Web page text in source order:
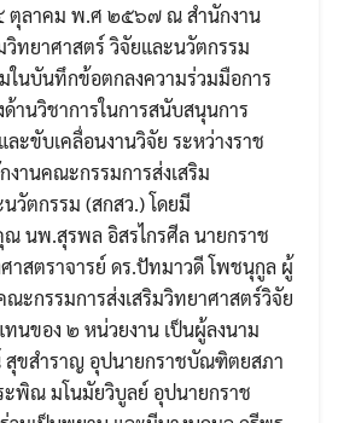
ตุลาคม พ.ศ ๒๕๖๗ ณ สำนักงาน
วิทยาศาสตร์ วิจัยและนวัตกรรม
ในบันทึกข้อตกลงความร่วมมือการ
านวิชาการในการสนับสนุนการ
ะขับเคลื่อนงานวิจัย ระหว่างราช
านคณะกรรมการส่งเสริม
วัตกรรม (สกสว.) โดยมี
ณ นพ.สุรพล อิสรไกรศีล นายกราช
สตราจารย์ ดร.ปัทมาวดี โพชนุกูล ผู้
ะกรรมการส่งเสริมวิทยาศาสตร์วิจัย
นของ ๒ หน่วยงาน เป็นผู้ลงนาม
ขสำราญ อุปนายกราชบัณฑิตยสภา
พิณ มโนมัยวิบูลย์ อุปนายกราช